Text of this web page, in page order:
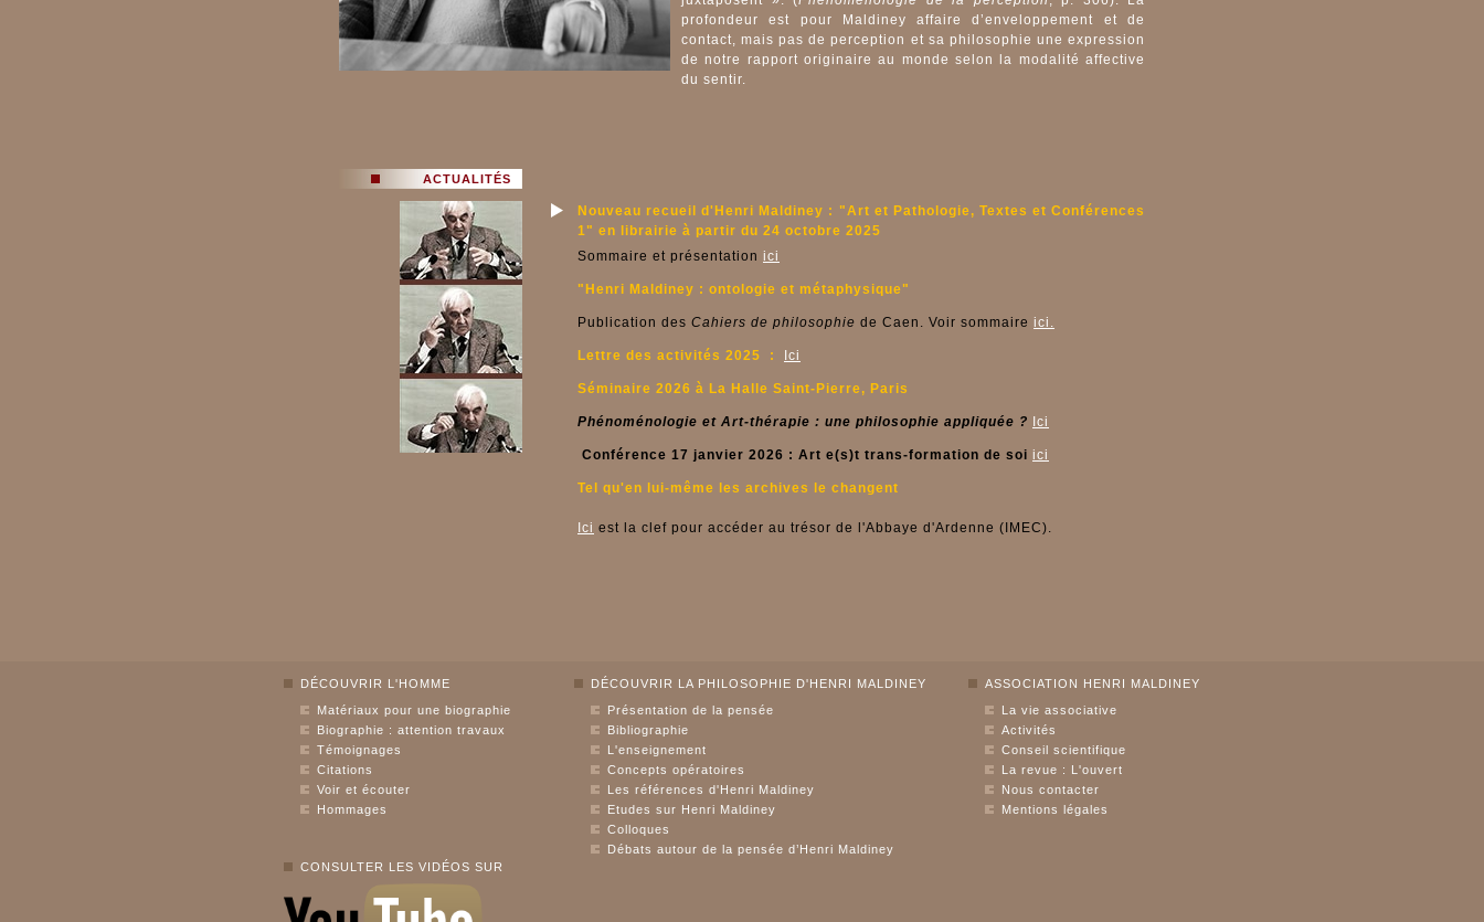
profondeur est pour Maldiney affaire d’enveloppement et de
contact, mais pas de perception et sa philosophie une expression
de notre rapport originaire au monde selon la modalité affective
du sentir.
ACTUALITÉS
Nouveau recueil d'Henri Maldiney : "Art et Pathologie, Textes et Conférences
1" en librairie à partir du 24 octobre 2025
Sommaire et présentation ici
"Henri Maldiney : ontologie et métaphysique"
Publication des Cahiers de philosophie de Caen. Voir sommaire ici.
Lettre des activités 2025 : Ici
Séminaire 2026 à La Halle Saint-Pierre, Paris
Phénoménologie et Art-thérapie : une philosophie appliquée ? Ici
Conférence 17 janvier 2026 : Art e(s)t trans-formation de soi ici
Tel qu'en lui-même les archives le changent
Ici est la clef pour accéder au trésor de l'Abbaye d'Ardenne (IMEC).
DÉCOUVRIR L'HOMME
Matériaux pour une biographie
Biographie : attention travaux
Témoignages
Citations
Voir et écouter
Hommages
DÉCOUVRIR LA PHILOSOPHIE D'HENRI MALDINEY
Présentation de la pensée
Bibliographie
L'enseignement
Concepts opératoires
Les références d'Henri Maldiney
Etudes sur Henri Maldiney
Colloques
Débats autour de la pensée d’Henri Maldiney
ASSOCIATION HENRI MALDINEY
La vie associative
Activités
Conseil scientifique
La revue : L'ouvert
Nous contacter
Mentions légales
CONSULTER LES VIDÉOS SUR